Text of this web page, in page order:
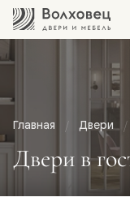
Главная Двери
Двери в